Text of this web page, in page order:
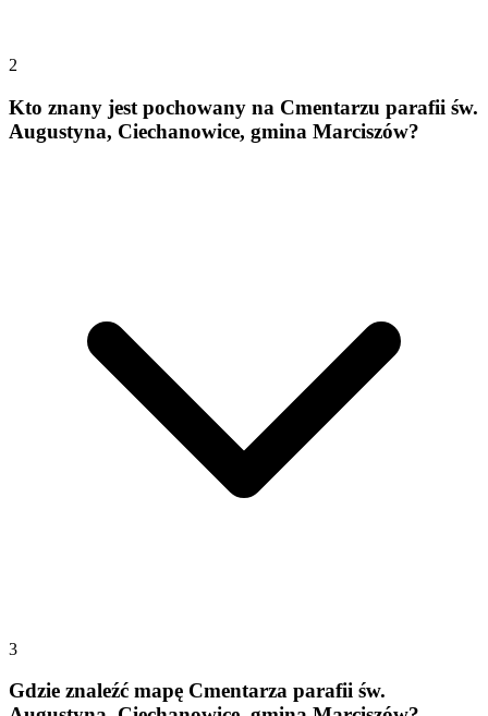
2
Kto znany jest pochowany na Cmentarzu parafii św.
Augustyna, Ciechanowice, gmina Marciszów?
3
Gdzie znaleźć mapę Cmentarza parafii św.